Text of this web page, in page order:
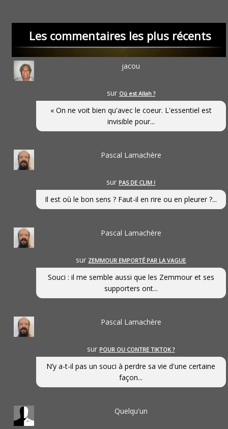
Les commentaires les plus récents
jacou
sur Où est Allah ?
« On ne voit bien qu'avec le coeur. L'essentiel est
invisible pour...
Pascal Lamachère
sur PAS DE CLIM !
Il est où le bon sens ? Faut-il en rire ou en pleurer ?...
Pascal Lamachère
sur ZEMMOUR EMPORTÉ PAR LA VAGUE
Souci : il me semble aussi que les Zemmour et ses
supporters ont...
Pascal Lamachère
sur POUR OU CONTRE TIKTOK ?
N’y a-t-il pas un souci à perdre sa vie d'une certaine
façon...
Quelqu'un